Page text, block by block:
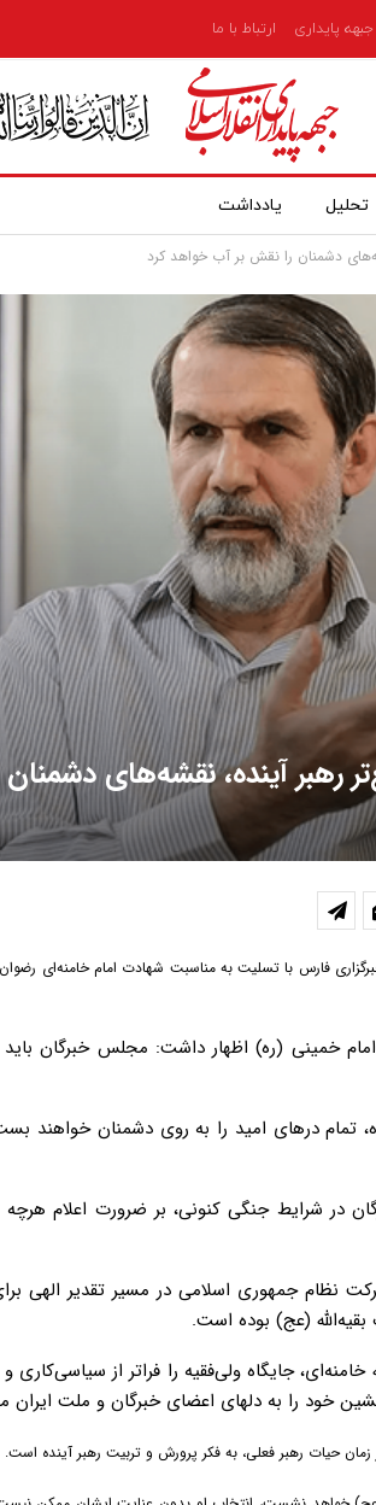
جبهه پایداری ارتباط با ما
تحلیل یادداشت
دشمنان را نقش بر آب خواهد کرد
رهبر آینده، نقشه‌های
فارس با تسلیت به مناسبت شهادت امام خامنه‌ای
امام خمینی (ره) اظهار داشت: مجلس خبرگان
تمام درهای امید را به روی دشمنان خواهند
در شرایط جنگی کنونی، بر ضرورت اعلام
نظام جمهوری اسلامی در مسیر تقدیر الهی
(عج) بوده است.
جایگاه ولی‌فقیه را فراتر از
خود را به دلهای اعضای خبرگان و ملت ایران
حیات رهبر فعلی، به فکر پرورش و تربیت رهبر آینده است.